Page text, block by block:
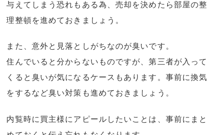
与えてしまう恐れもある為、売却を決めたら部屋の整
理整頓を進めておきましょう。
また、意外と見落としがちなのが臭いです。
住んでいると分からないものですが、第三者が入って
くると臭いが気になるケースもあります。事前に換気
をするなど臭い対策も進めておきましょう。
内覧時に買主様にアピールしたいことは、事前にまと